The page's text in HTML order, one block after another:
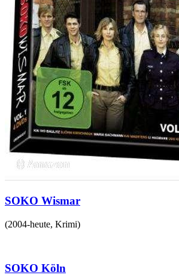
SOKO Wismar
(2004-heute, Krimi)
SOKO Köln